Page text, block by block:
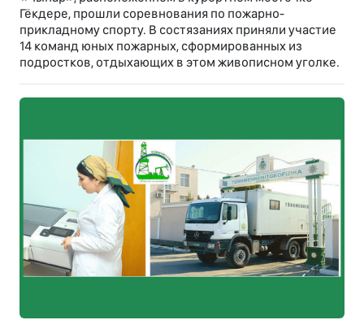
Гёкдере, прошли соревнования по пожарно-
прикладному спорту. В состязаниях приняли участие
14 команд юных пожарных, сформированных из
подростков, отдыхающих в этом живописном уголке.